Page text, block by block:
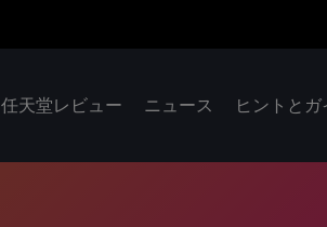
任天堂レビュー ニュース ヒントとガ